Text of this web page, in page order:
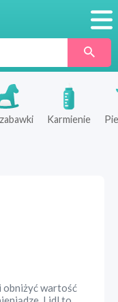
Karmienie
obniżyć wartość